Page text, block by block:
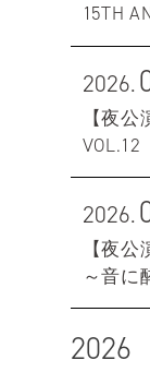
15TH
2026.
【夜
2026.
【夜
～音に
2026